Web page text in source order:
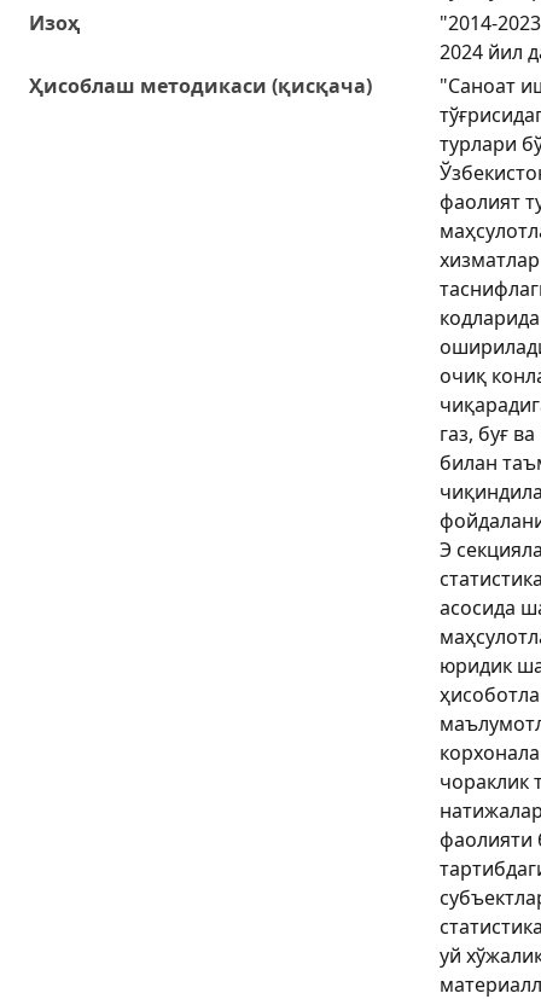
Изоҳ
"2014-
2024 йил
Ҳисоблаш методикаси (қисқача)
"Саноат
турлари
фаолият
очиқ
газ, буғ
билан
Э
асосида
юридик
чораклик
фаолияти
уй